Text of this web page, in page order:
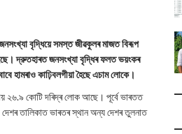
বৃদ্ধিয়ে সমস্ত জীৱকুলৰ মাজত বিৰূপ
দ্রুতহাৰত জনসংখ্যা বৃদ্ধিৰ ফলত ভয়ংকৰ
হামৰাও কাঢ়িবলগীয়া হৈছে এচাম লোকে।
২৬.৯ কোটি দৰিদ্ৰ লোক আছে। পূৰ্বে ভাৰতত
তালিকাত ভাৰতৰ স্থান অন্য দেশৰ তুলনাত